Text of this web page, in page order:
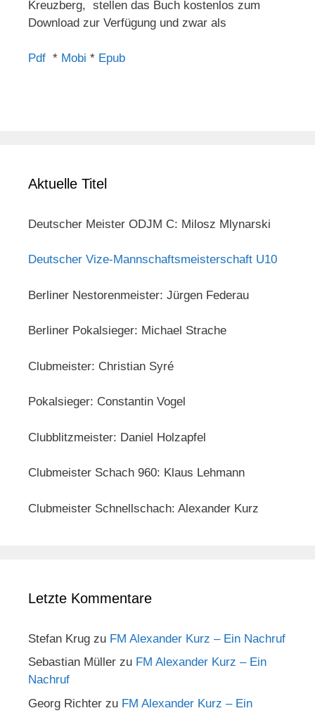
Kreuzberg, stellen das Buch kostenlos zum
Download zur Verfügung und zwar als
Pdf * Mobi * Epub
Aktuelle Titel
Deutscher Meister ODJM C: Milosz Mlynarski
Deutscher Vize-Mannschaftsmeisterschaft U10
Berliner Nestorenmeister: Jürgen Federau
Berliner Pokalsieger: Michael Strache
Clubmeister: Christian Syré
Pokalsieger: Constantin Vogel
Clubblitzmeister: Daniel Holzapfel
Clubmeister Schach 960: Klaus Lehmann
Clubmeister Schnellschach: Alexander Kurz
Letzte Kommentare
Stefan Krug zu FM Alexander Kurz – Ein Nachruf
Sebastian Müller zu FM Alexander Kurz – Ein
Nachruf
Georg Richter zu FM Alexander Kurz – Ein